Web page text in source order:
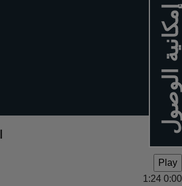
إمكانية الوصول
Play
0:00
1:24